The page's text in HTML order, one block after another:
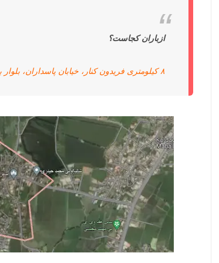
ازباران کجاست؟
۸ کیلومتری فریدون کنار، خیابان پاسداران، بلوار بسیج، رایانه نیکان، روستای آز باران